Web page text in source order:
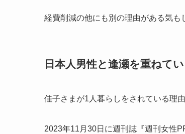
経費削減の他にも別の理由がある気も
日本人男性と逢瀬を重ねて
佳子さまが1人暮らしをされている理
2023年11月30日に週刊誌『週刊女性